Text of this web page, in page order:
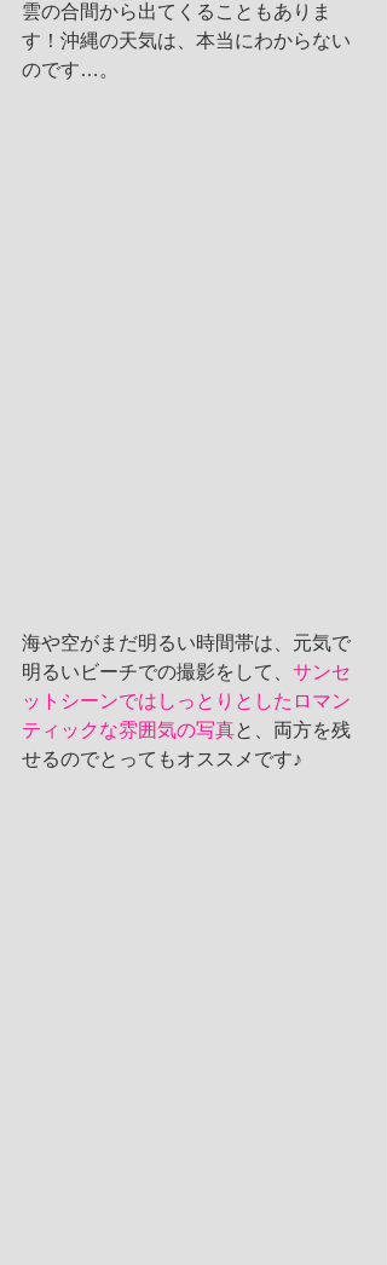
雲の合間から出てくることもありま
す！沖縄の天気は、本当にわからない
のです…。
海や空がまだ明るい時間帯は、元気で
明るいビーチでの撮影をして、 サンセ
ットシーンではしっとりとしたロマン
ティックな雰囲気の写真と、両方を残
せるのでとってもオススメです♪